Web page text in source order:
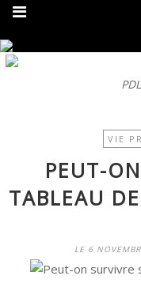
VIE
PEUT-
TABLEAU
LE 6